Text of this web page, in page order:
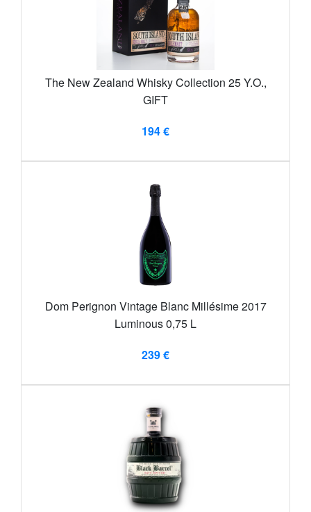
The New Zealand Whisky Collection 25 Y.O.,
GIFT
194 €
Dom Perignon Vintage Blanc Millésime 2017
Luminous 0,75 L
239 €